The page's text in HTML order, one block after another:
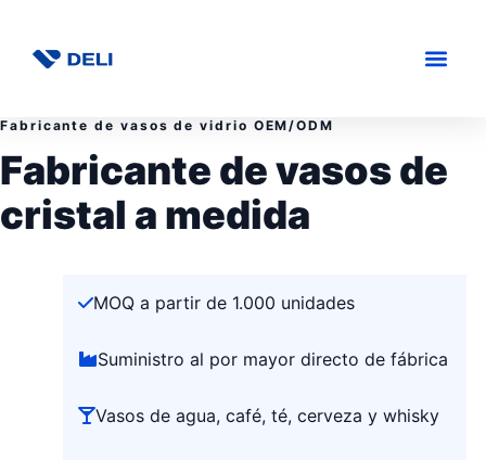
Fabricante de vasos de vidrio OEM/ODM
Fabricante de vasos de
cristal a medida
MOQ a partir de 1.000 unidades
Suministro al por mayor directo de fábrica
Vasos de agua, café, té, cerveza y whisky